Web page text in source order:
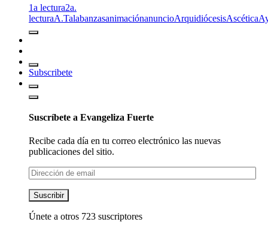
1a lectura2a.
lecturaA.TalabanzasanimaciónanuncioArquidiócesisAscética
Subscribete
Suscríbete a Evangeliza Fuerte
Recibe cada día en tu correo electrónico las nuevas
publicaciones del sitio.
Dirección
de
email
Suscribir
Únete a otros 723 suscriptores